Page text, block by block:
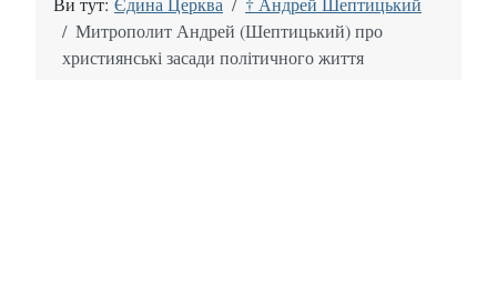
Митрополит Андрей (Шептицький) про
християнські засади політичного життя